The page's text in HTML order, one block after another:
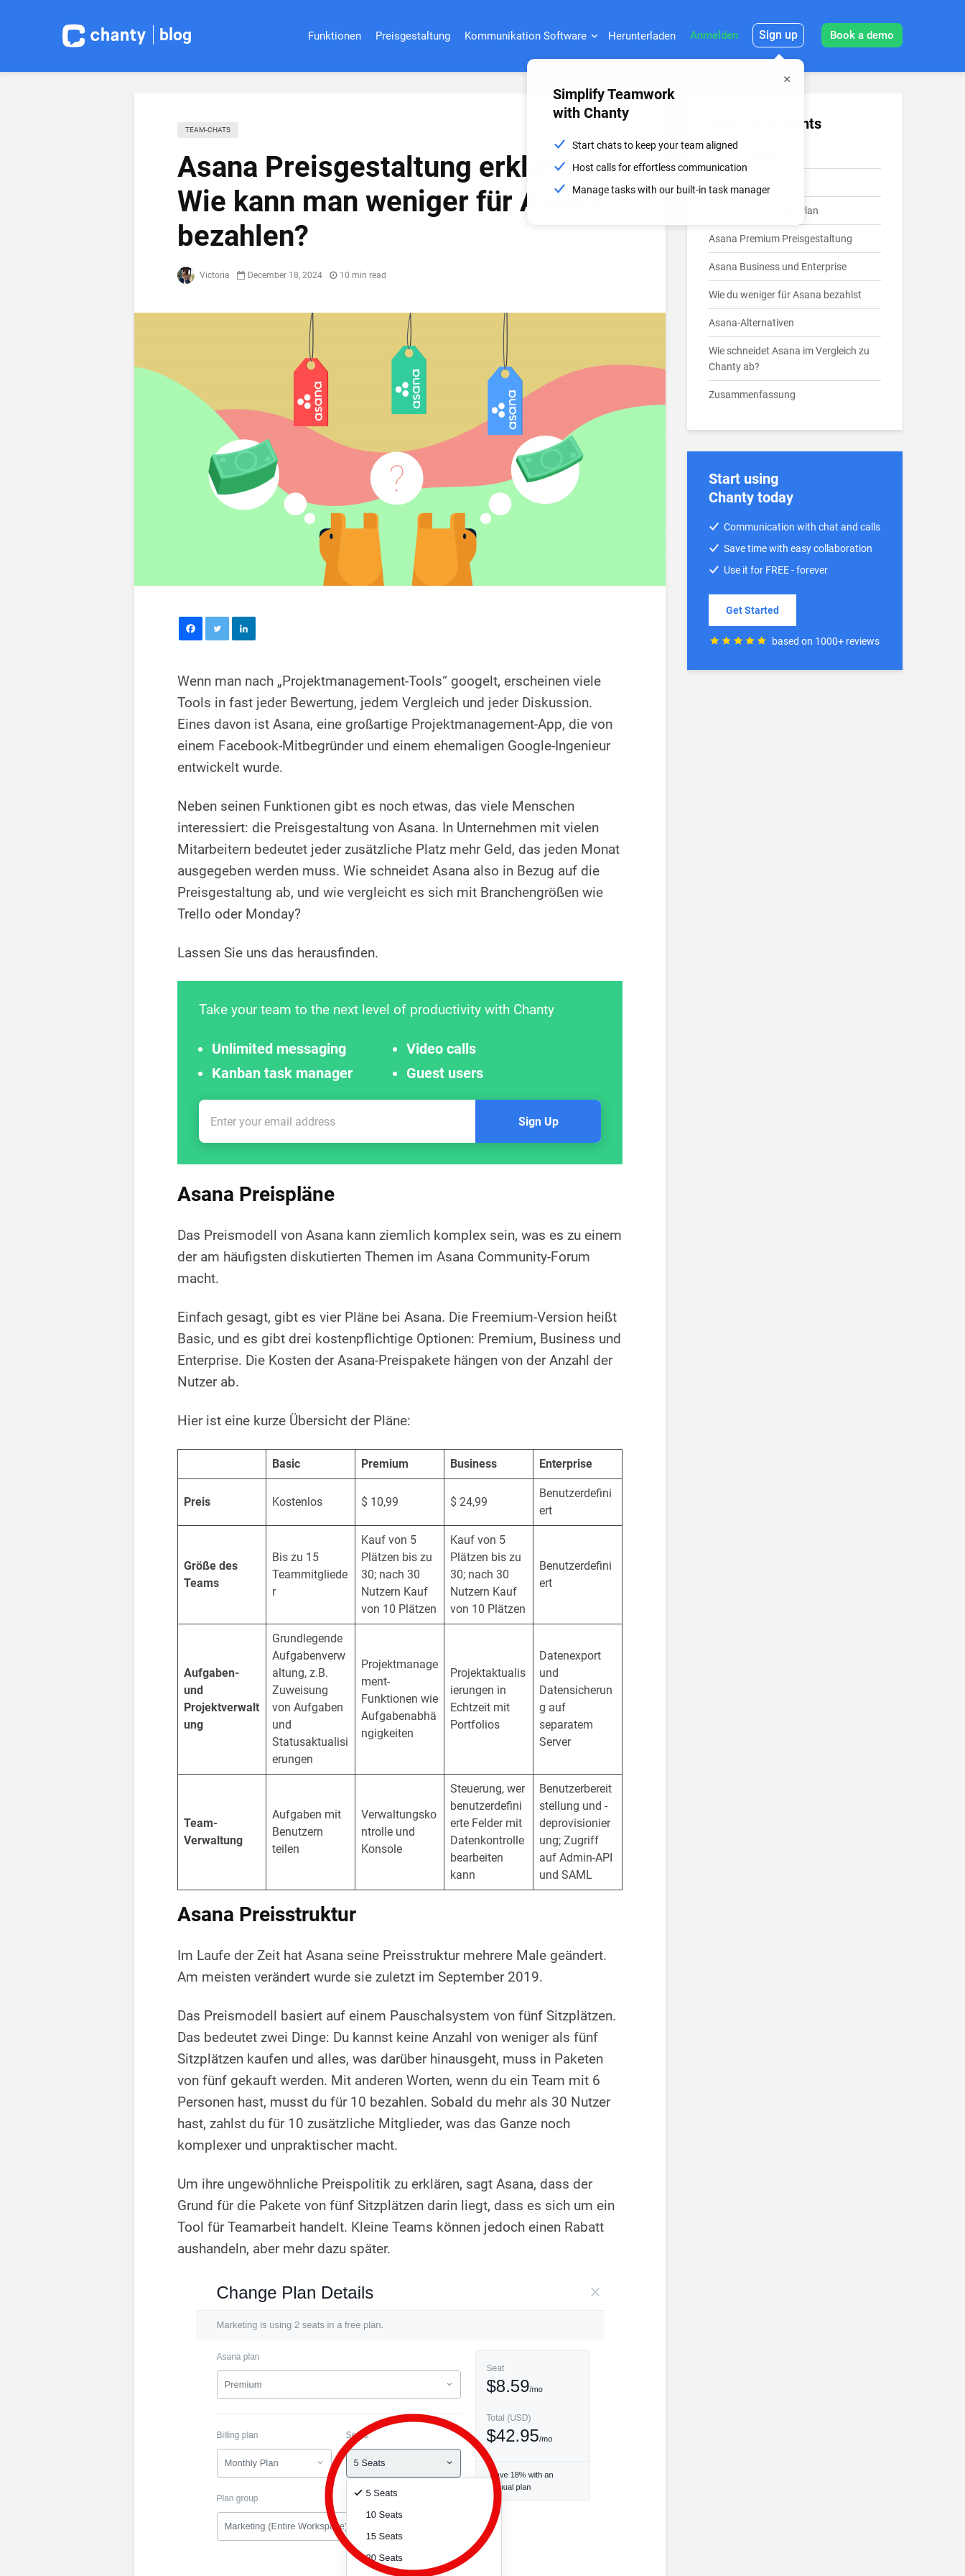
blog Funktionen Preisgestaltung Kommunikation Software Herunterladen Anmelden Sign up
Simplify Teamwork
with Chanty
Start chats to keep your team aligned
Host calls for effortless communication
Manage tasks with our built-in task manager
Book a demo
TEAM-CHATS
Asana Preisgestaltung erklärt:
Wie kann man weniger für Asana
bezahlen?
Victoria December 18, 2024 10 min read
Wenn man nach „Projektmanagement-Tools“ googelt, erscheinen viele
Tools in fast jeder Bewertung, jedem Vergleich und jeder Diskussion.
Eines davon ist Asana, eine großartige Projektmanagement-App, die von
einem Facebook-Mitbegründer und einem ehemaligen Google-Ingenieur
entwickelt wurde.
Neben seinen Funktionen gibt es noch etwas, das viele Menschen
interessiert: die Preisgestaltung von Asana. In Unternehmen mit vielen
Mitarbeitern bedeutet jeder zusätzliche Platz mehr Geld, das jeden Monat
ausgegeben werden muss. Wie schneidet Asana also in Bezug auf die
Preisgestaltung ab, und wie vergleicht es sich mit Branchengrößen wie
Trello oder Monday?
Lassen Sie uns das herausfinden.
Take your team to the next level of productivity with Chanty
Unlimited messaging
Video calls
Kanban task manager
Guest users
Sign Up
Asana Preispläne
Das Preismodell von Asana kann ziemlich komplex sein, was es zu einem
der am häufigsten diskutierten Themen im Asana Community-Forum
macht.
Einfach gesagt, gibt es vier Pläne bei Asana. Die Freemium-Version heißt
Basic, und es gibt drei kostenpflichtige Optionen: Premium, Business und
Enterprise. Die Kosten der Asana-Preispakete hängen von der Anzahl der
Nutzer ab.
Hier ist eine kurze Übersicht der Pläne:
Basic Premium Business Enterprise
Preis Kostenlos $ 10,99 $ 24,99
Benutzerdefini
ert
Größe des
Teams
Bis zu 15
Teammitgliede
r
Kauf von 5
Plätzen bis zu
30; nach 30
Nutzern Kauf
von 10 Plätzen
Kauf von 5
Plätzen bis zu
30; nach 30
Nutzern Kauf
von 10 Plätzen
Benutzerdefini
ert
Aufgaben-
und
Projektverwalt
ung
Grundlegende
Aufgabenverw
altung, z.B.
Zuweisung
von Aufgaben
und
Statusaktualisi
erungen
Projektmanage
ment-
Funktionen wie
Aufgabenabhä
ngigkeiten
Projektaktualis
ierungen in
Echtzeit mit
Portfolios
Datenexport
und
Datensicherun
g auf
separatem
Server
Team-
Verwaltung
Aufgaben mit
Benutzern
teilen
Verwaltungsko
ntrolle und
Konsole
Steuerung, wer
benutzerdefini
erte Felder mit
Datenkontrolle
bearbeiten
kann
Benutzerbereit
stellung und -
deprovisionier
ung; Zugriff
auf Admin-API
und SAML
Asana Preisstruktur
Im Laufe der Zeit hat Asana seine Preisstruktur mehrere Male geändert.
Am meisten verändert wurde sie zuletzt im September 2019.
Das Preismodell basiert auf einem Pauschalsystem von fünf Sitzplätzen.
Das bedeutet zwei Dinge: Du kannst keine Anzahl von weniger als fünf
Sitzplätzen kaufen und alles, was darüber hinausgeht, muss in Paketen
von fünf gekauft werden. Mit anderen Worten, wenn du ein Team mit 6
Personen hast, musst du für 10 bezahlen. Sobald du mehr als 30 Nutzer
hast, zahlst du für 10 zusätzliche Mitglieder, was das Ganze noch
komplexer und unpraktischer macht.
Um ihre ungewöhnliche Preispolitik zu erklären, sagt Asana, dass der
Grund für die Pakete von fünf Sitzplätzen darin liegt, dass es sich um ein
Tool für Teamarbeit handelt. Kleine Teams können jedoch einen Rabatt
aushandeln, aber mehr dazu später.
Table of Contents
Asana Preispläne
Asanas kostenloser Plan
Asana Premium Preisgestaltung
Asana Business und Enterprise
Wie du weniger für Asana bezahlst
Asana-Alternativen
Wie schneidet Asana im Vergleich zu
Chanty ab?
Zusammenfassung
Start using
Chanty today
Communication with chat and calls
Save time with easy collaboration
Use it for FREE - forever
Get Started
based on 1000+ reviews